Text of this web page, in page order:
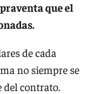
que el
de cada
no siempre se
del contrato.